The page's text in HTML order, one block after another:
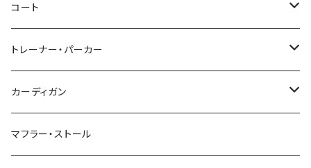
46/M
48/L
50/XL～
～44/S
46/M
48/L
50/XL～
コート
～44/S
46/M
48/L
トレーナー・パーカー
～44/S
46/M
カーディガン
～44/S
マフラー・ストール